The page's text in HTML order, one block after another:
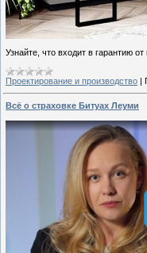
Узнайте, что входит в гарантию
Проектирование и производство
Всё о страховке Битуах Леуми